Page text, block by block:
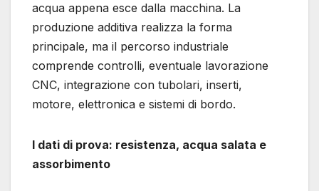
acqua appena esce dalla macchina. La
produzione additiva realizza la forma
principale, ma il percorso industriale
comprende controlli, eventuale lavorazione
CNC, integrazione con tubolari, inserti,
motore, elettronica e sistemi di bordo.
I dati di prova: resistenza, acqua salata e
assorbimento